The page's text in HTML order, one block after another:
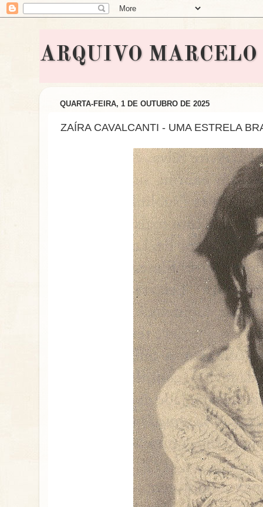
ARQUIVO MARCELO
QUARTA-FEIRA, 1 DE OUTUBRO DE 2025
ZAÍRA CAVALCANTI - UMA ESTRELA